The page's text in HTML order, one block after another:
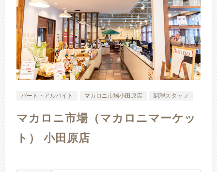
パート・アルバイト マカロニ市場小田原店 調理スタッフ
マカロニ市場（マカロニマーケッ
ト） 小田原店